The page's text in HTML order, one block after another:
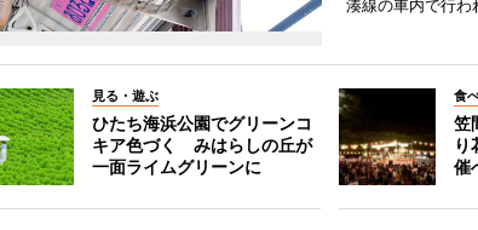
湊線の車内で行わ
見る・遊ぶ
ひたち海浜公園でグリーンコ
キア色づく みはらしの丘が
一面ライムグリーンに
食
笠
催